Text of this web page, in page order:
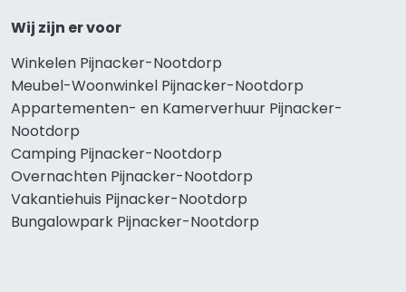
Wij zijn er voor
Winkelen Pijnacker-Nootdorp
Meubel-Woonwinkel Pijnacker-Nootdorp
Appartementen- en Kamerverhuur Pijnacker-
Nootdorp
Camping Pijnacker-Nootdorp
Overnachten Pijnacker-Nootdorp
Vakantiehuis Pijnacker-Nootdorp
Bungalowpark Pijnacker-Nootdorp